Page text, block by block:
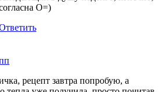
O=)
рецепт завтра попробую, а